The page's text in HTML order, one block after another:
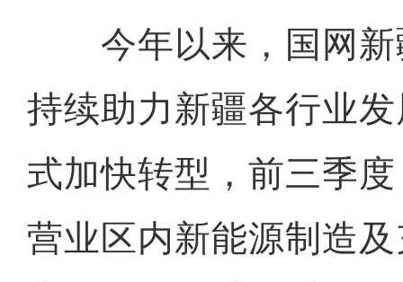
今年以来，国网新
持续助力新疆各行业
式加快转型，前三季
营业区内新能源制造